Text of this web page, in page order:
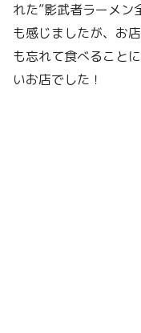
れた”影武者ラーメン
も感じましたが、お
も忘れて食べること
いお店でした！